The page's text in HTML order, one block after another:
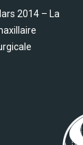
2014 – La